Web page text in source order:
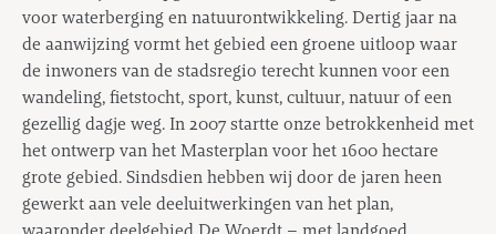
voor waterberging en natuurontwikkeling. Dertig jaar na
de aanwijzing vormt het gebied een groene uitloop waar
de inwoners van de stadsregio terecht kunnen voor een
wandeling, fietstocht, sport, kunst, cultuur, natuur of een
gezellig dagje weg. In 2007 startte onze betrokkenheid met
het ontwerp van het Masterplan voor het 1600 hectare
grote gebied. Sindsdien hebben wij door de jaren heen
gewerkt aan vele deeluitwerkingen van het plan,